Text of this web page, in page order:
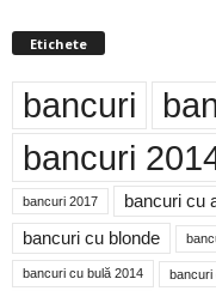
Etichete
bancuri
bancuri
bancuri 2017 bancuri cu
bancuri cu blonde
bancuri cu bulă 2014 bancuri